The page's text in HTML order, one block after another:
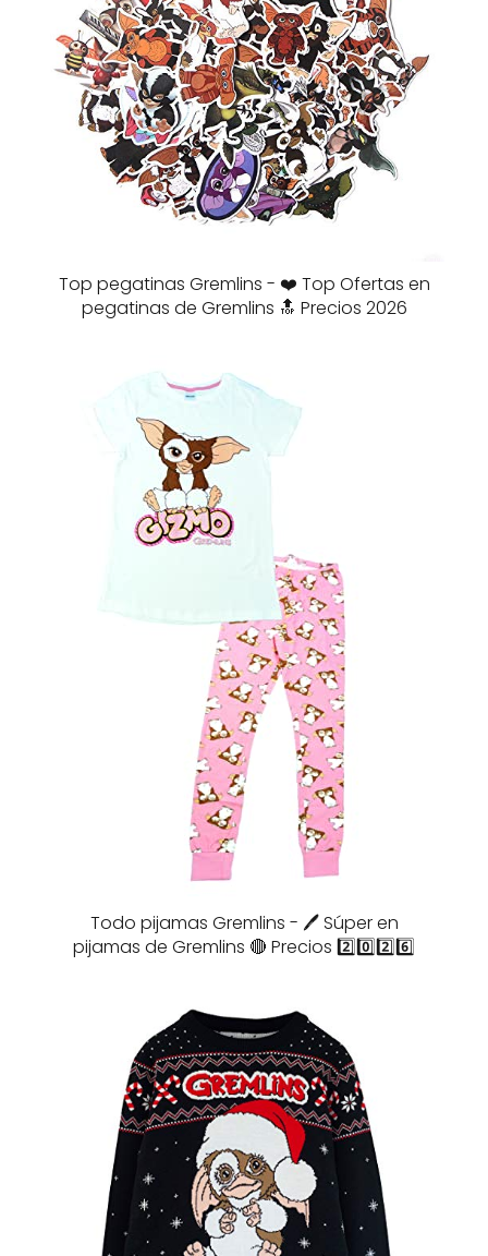
Top pegatinas Gremlins - ❤️ Top Ofertas en
pegatinas de Gremlins 🔝 Precios 2026
Todo pijamas Gremlins - 🖊️ Súper en
pijamas de Gremlins 🔴 Precios 2️⃣0️⃣2️⃣6️⃣